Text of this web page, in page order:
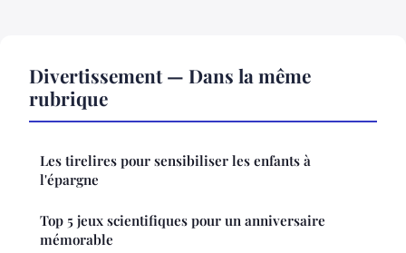
Divertissement — Dans la même
rubrique
Les tirelires pour sensibiliser les enfants à
l'épargne
Top 5 jeux scientifiques pour un anniversaire
mémorable